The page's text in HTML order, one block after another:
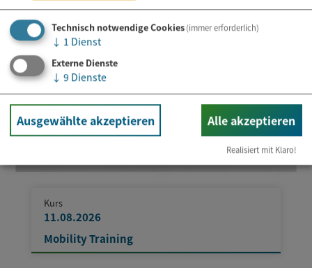
Kurs
11.08.2026
Mobility Training
Technisch notwendige Cookies(immer erforderlich)
↓ 1 Dienst
Externe Dienste
↓ 9 Dienste
Ausgewählte akzeptieren Alle akzeptieren
Realisiert mit Klaro!